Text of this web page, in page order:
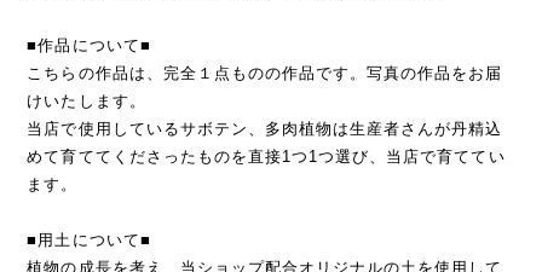
■作品について■
こちらの作品は、完全１点ものの作品です。写真の作品をお届
けいたします。
当店で使用しているサボテン、多肉植物は生産者さんが丹精込
めて育ててくださったものを直接1つ1つ選び、当店で育ててい
ます。
■用土について■
植物の成長を考え、当ショップ配合オリジナルの土を使用して